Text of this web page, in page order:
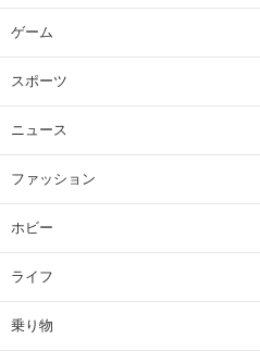
ゲーム
スポーツ
ニュース
ファッション
ホビー
ライフ
乗り物